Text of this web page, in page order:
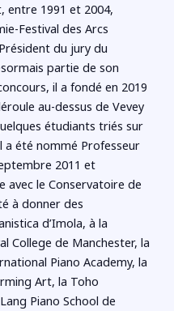
entre 1991 et 2004,
Festival des Arcs
du jury du
partie de son
il a fondé en 2019
au-dessus de Vevey
étudiants triés sur
a été nommé Professeur
2011 et
avec le Conservatoire de
à donner des
d’Imola, à la
College de Manchester, la
Piano Academy, la
Art, la Toho
Piano School de